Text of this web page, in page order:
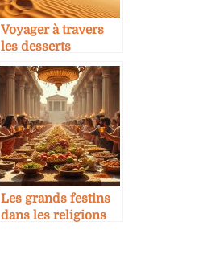
Voyager à travers
les desserts
emblématiques
Les grands festins
dans les religions